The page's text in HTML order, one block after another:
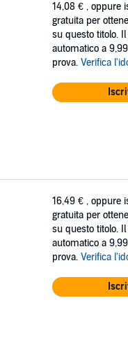
14,08 € , oppure
gratuita per
su questo titolo.
automatico a
prova. Verifica
16,49 € , oppure
gratuita per
su questo titolo.
automatico a
prova. Verifica